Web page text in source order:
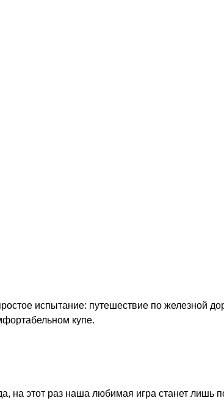
испытание: путешествие по железной
купе.
на этот раз наша любимая игра станет лишь